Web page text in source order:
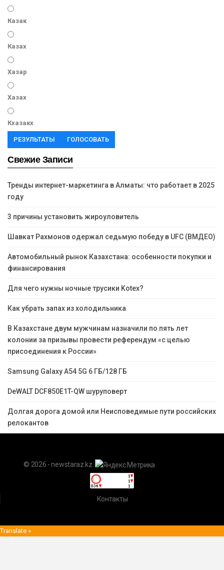
Казак
Казах
Хазар
Хазах
Кхазакх
РЕЗУЛЬТАТЫ ГОЛОСОВАТЬ
Свежие Записи
Тренды интернет-маркетинга в Алматы: что работает в 2025
году
3 причины установить жироуловитель
Шавкат Рахмонов одержал седьмую победу в UFC (ВМДЕО)
Автомобильный рынок Казахстана: особенности покупки и
финансирования
Для чего нужны ночные трусики Kotex?
Как убрать запах из холодильника
В Казахстане двум мужчинам назначили по пять лет
колонии за призывы провести референдум «с целью
присоединения к России»
Samsung Galaxy A54 5G 6 ГБ/128 ГБ
DeWALT DCF850E1T-QW шуруповерт
Долгая дорога домой или Неисповедимые пути российских
релокантов
© 2026 - newstaraz.kz.
Контакты
Translate »